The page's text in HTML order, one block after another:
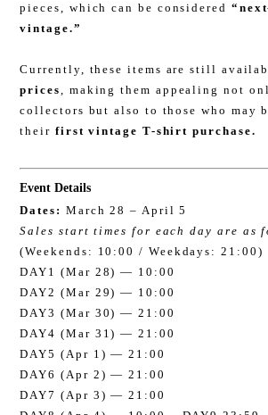
pieces, which can be considered
vintage.”
Currently, these items are still
prices, making them appealing not
collectors but also to those who may
their first vintage T-shirt purchase.
Event Details
Dates: March 28 – April 5
Sales start times for each day are as
(Weekends: 10:00 / Weekdays: 21:00)
DAY1 (Mar 28) — 10:00
DAY2 (Mar 29) — 10:00
DAY3 (Mar 30) — 21:00
DAY4 (Mar 31) — 21:00
DAY5 (Apr 1) — 21:00
DAY6 (Apr 2) — 21:00
DAY7 (Apr 3) — 21:00